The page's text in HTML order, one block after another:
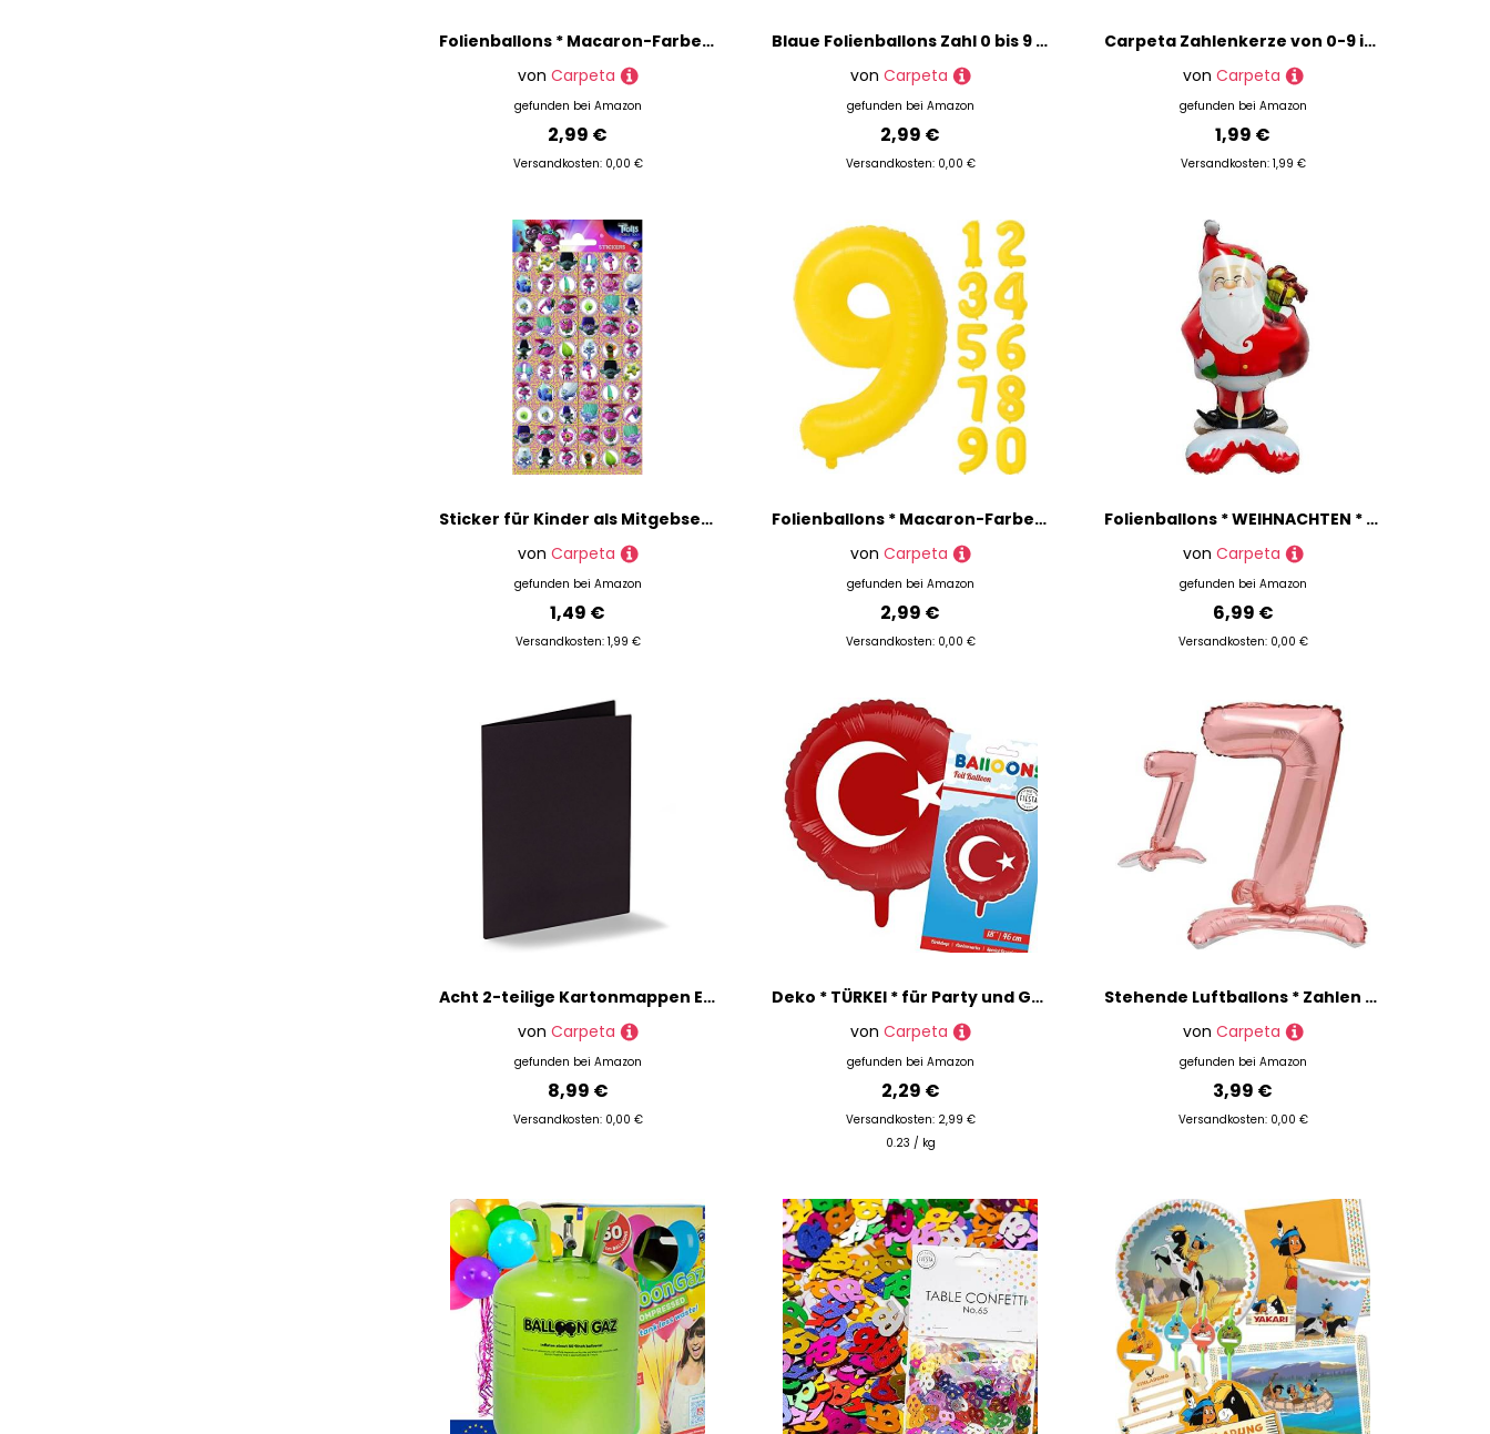
Folienballons * Macaron-Farben * als Zahlen Deko für Geburtstag und Party | XXL-Größe: 100cm | Zahl Luftballons Ballons Folienballon Ballondeko Kindergeburtstag, Edition: Lavendel-Flieder Zahl 6
von Carpeta
gefunden bei Amazon
2,99 €
Versandkosten: 0,00 €
Blaue Folienballons Zahl 0 bis 9 als Deko für Geburtstag und Party | 80cm groß | Kinder Zahlen Kindergeburtstag Partydeko Blau Folienballon Ballon Luftballon, Edition: 0. Geburtstag
von Carpeta
gefunden bei Amazon
2,99 €
Versandkosten: 0,00 €
Carpeta Zahlenkerze von 0-9 in Rosegold mit Steckfuß | ca. 10cm x 5,5cm groß | Rose Gold Deko Geburtstag Geburtstagskerze Zahlen Kerze, Farbe: Rosegold, Größe: Zahl 4
von Carpeta
gefunden bei Amazon
1,99 €
Versandkosten: 1,99 €
Sticker für Kinder als Mitgebsel Geschenk Spiel | Frozen Paw Patrol Minions Dinos Cars Peppa | Aufkleber Kindersticker Kindergeburtstag Geburtstag, Formatvorlagen Name: Trolls, 60 Sticker
von Carpeta
gefunden bei Amazon
1,49 €
Versandkosten: 1,99 €
Folienballons * Macaron-Farben * als Zahlen Deko für Geburtstag und Party | XXL-Größe: 100cm | Zahl Luftballons Ballons Folienballon Ballondeko Kindergeburtstag, Edition: Zitronen-Gelb Zahl 9
von Carpeta
gefunden bei Amazon
2,99 €
Versandkosten: 0,00 €
Folienballons * WEIHNACHTEN * als Deko für die Adventszeit | Advent Nikolaus Weihnachtsmann Kinder Kindergeburtstag Partydeko Ballons Luftballons, Edition: Stehballon Nikolaus, 68x120cm
von Carpeta
gefunden bei Amazon
6,99 €
Versandkosten: 0,00 €
Acht 2-teilige Kartonmappen Executive-Eco - Schwarz - als Präsentationsmappe / Angebotsmappe / Exposemappe / Internationale Bewerbungsmappe / Pressemappe / Referenzenmappe / Firmenmappe - ECHTE PREMIUM QUALITÄT! Handgefertigt aus Deutschland - Mappe Luxus black zweiteilig Image Karton Präsentation Bewerbung Bewerbungsmappe Auslandsbewerbung Folder Resume Application CV Angebot Exposes Presse Zeugnis
von Carpeta
gefunden bei Amazon
8,99 €
Versandkosten: 0,00 €
Deko * TÜRKEI * für Party und Geburtstag | Dekoration Partydeko Turkey Länderparty EM WM Türkische Flagge, Edition: Folienballon, 46cm
von Carpeta
gefunden bei Amazon
2,29 €
Versandkosten: 2,99 €
0.23 / kg
Stehende Luftballons * Zahlen 0 bis 9 * in Gold + Silber + Rosegold | 86cm groß; kein Helium nötig | Stehballons Geburtstag Deko Zahl Party Kindergeburtstag Partydeko, Farbe: Zahl 7 Rosegold
von Carpeta
gefunden bei Amazon
3,99 €
Versandkosten: 0,00 €